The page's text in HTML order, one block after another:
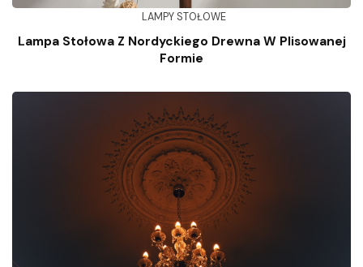
LAMPY STOŁOWE
Lampa Stołowa Z Nordyckiego Drewna W Plisowanej
Formie